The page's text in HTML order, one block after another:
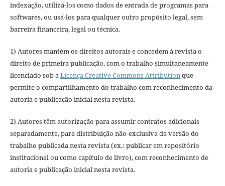
indexação, utilizá-los como dados de entrada de programas para
softwares, ou usá-los para qualquer outro propósito legal, sem
barreira financeira, legal ou técnica.
1) Autores mantém os direitos autorais e concedem à revista o
direito de primeira publicação, com o trabalho simultaneamente
licenciado sob aLicença Creative Commons Attributionque
permite o compartilhamento do trabalho com reconhecimento da
autoria e publicação inicial nesta revista.
2) Autores têm autorização para assumir contratos adicionais
separadamente, para distribuição não-exclusiva da versão do
trabalho publicada nesta revista (ex.: publicar em repositório
institucional ou como capítulo de livro), com reconhecimento de
autoria e publicação inicial nesta revista.